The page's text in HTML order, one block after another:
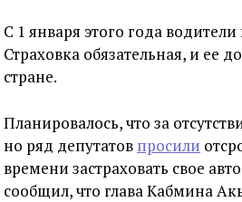
С 1 января этого года
Страховка обязательная, и ее
стране.
Планировалось, что за
но ряд депутатов просили
времени застраховать свое
сообщил, что глава Кабмина